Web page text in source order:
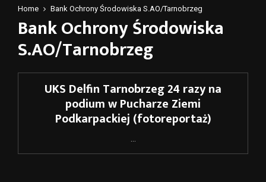
Home Bank Ochrony Środowiska S.AO/Tarnobrzeg
Bank Ochrony Środowiska
S.AO/Tarnobrzeg
UKS Delfin Tarnobrzeg 24 razy na
podium w Pucharze Ziemi
Podkarpackiej (fotoreportaż)